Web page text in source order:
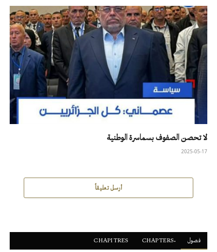
لا تحصن الصفوف بسماسرة الوطنية
2025-05-17
أرسل تعليقاً
فصول CHAPITRES